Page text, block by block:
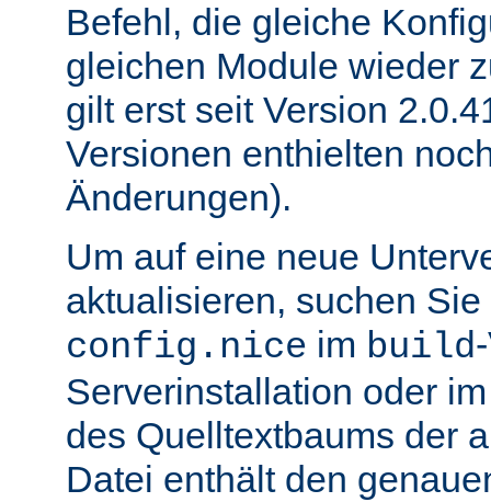
Befehl, die gleiche
gleichen Module wieder
gilt erst seit Version
Versionen enthielten
Änderungen).
Um auf eine neue
aktualisieren, suchen
config.nice im build
Serverinstallation oder
des Quelltextbaums der
Datei enthält den